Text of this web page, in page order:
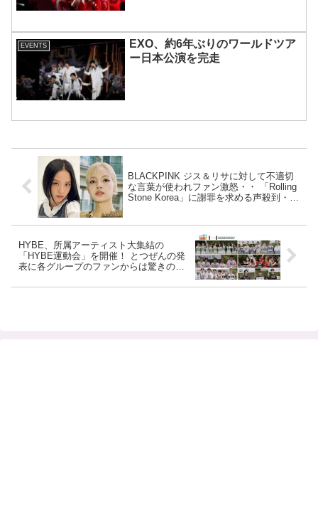
EVENTS
EXO、約6年ぶりのワールドツア
ー日本公演を完走
BLACKPINK ジス＆リサに対して不適切
な言葉が使われファン激怒・・ 「Rolling
Stone Korea」に謝罪を求める声殺到・・
HYBE、所属アーティスト大集結の
「HYBE運動会」を開催！ とつぜんの発
表に各グループのファンからは驚きの声
容に注目